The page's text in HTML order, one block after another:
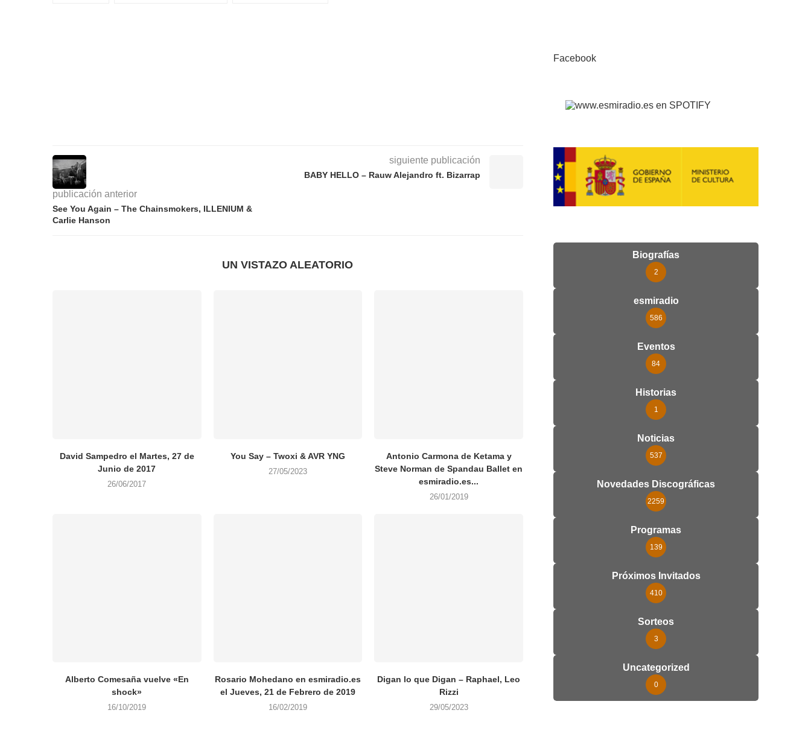
publicación anterior
See You Again – The Chainsmokers, ILLENIUM &
Carlie Hanson
siguiente publicación
BABY HELLO – Rauw Alejandro ft. Bizarrap
UN VISTAZO ALEATORIO
David Sampedro el Martes, 27 de
Junio de 2017
26/06/2017
You Say – Twoxi & AVR YNG
27/05/2023
Antonio Carmona de Ketama y
Steve Norman de Spandau Ballet en
esmiradio.es...
26/01/2019
Alberto Comesaña vuelve «En
shock»
16/10/2019
Rosario Mohedano en esmiradio.es
el Jueves, 21 de Febrero de 2019
16/02/2019
Digan lo que Digan – Raphael, Leo
Rizzi
29/05/2023
Facebook
Biografías
2
esmiradio
586
Eventos
84
Historias
1
Noticias
537
Novedades Discográficas
2259
Programas
139
Próximos Invitados
410
Sorteos
3
Uncategorized
0